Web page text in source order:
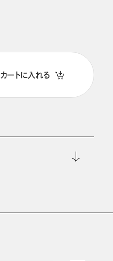
カートに入れる